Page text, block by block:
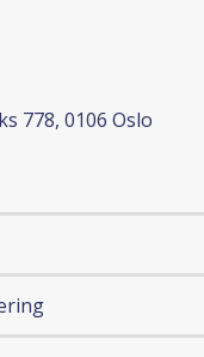
778, 0106 Oslo